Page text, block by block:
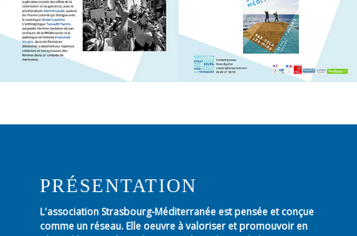
PRÉSENTATION
L'association Strasbourg-Méditerranée est pensée et conçue
comme un réseau. Elle oeuvre à valoriser et promouvoir en